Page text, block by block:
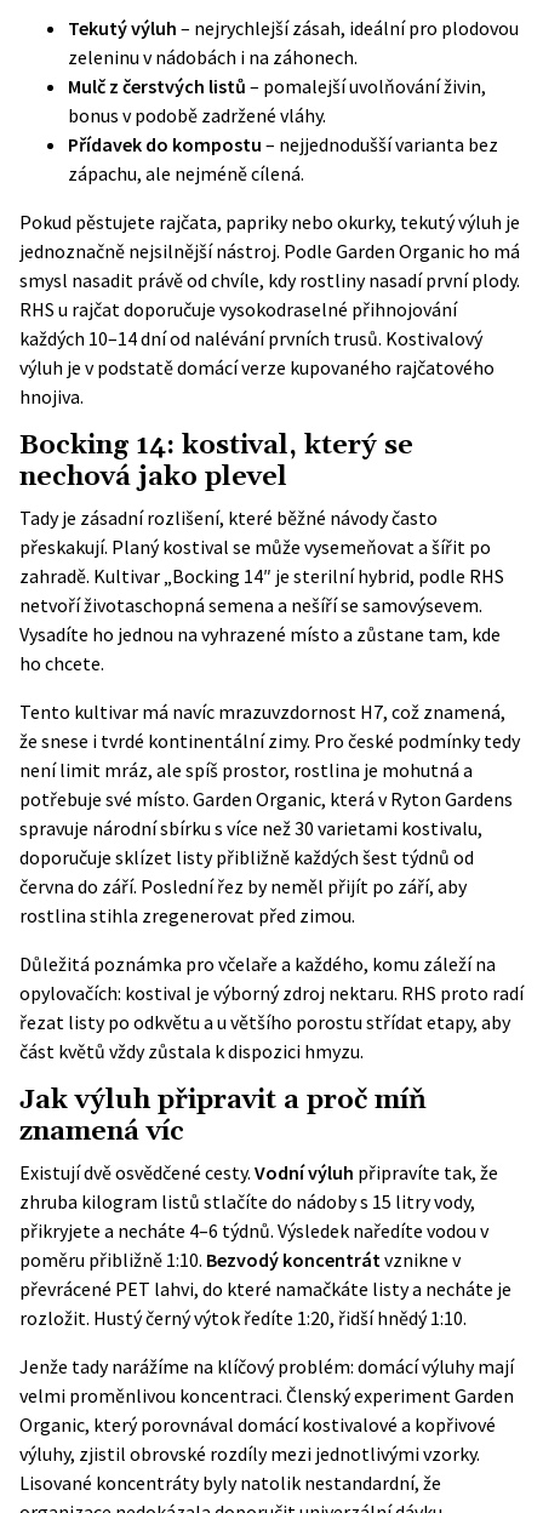
Tekutý výluh – nejrychlejší zásah, ideální pro plodovou
zeleninu v nádobách i na záhonech.
Mulč z čerstvých listů – pomalejší uvolňování živin,
bonus v podobě zadržené vláhy.
Přídavek do kompostu – nejjednodušší varianta bez
zápachu, ale nejméně cílená.
Pokud pěstujete rajčata, papriky nebo okurky, tekutý výluh je
jednoznačně nejsilnější nástroj. Podle Garden Organic ho má
smysl nasadit právě od chvíle, kdy rostliny nasadí první plody.
RHS u rajčat doporučuje vysokodraselné přihnojování
každých 10–14 dní od nalévání prvních trusů. Kostivalový
výluh je v podstatě domácí verze kupovaného rajčatového
hnojiva.
Bocking 14: kostival, který se
nechová jako plevel
Tady je zásadní rozlišení, které běžné návody často
přeskakují. Planý kostival se může vysemeňovat a šířit po
zahradě. Kultivar „Bocking 14″ je sterilní hybrid, podle RHS
netvoří životaschopná semena a nešíří se samovýsevem.
Vysadíte ho jednou na vyhrazené místo a zůstane tam, kde
ho chcete.
Tento kultivar má navíc mrazuvzdornost H7, což znamená,
že snese i tvrdé kontinentální zimy. Pro české podmínky tedy
není limit mráz, ale spíš prostor, rostlina je mohutná a
potřebuje své místo. Garden Organic, která v Ryton Gardens
spravuje národní sbírku s více než 30 varietami kostivalu,
doporučuje sklízet listy přibližně každých šest týdnů od
června do září. Poslední řez by neměl přijít po září, aby
rostlina stihla zregenerovat před zimou.
Důležitá poznámka pro včelaře a každého, komu záleží na
opylovačích: kostival je výborný zdroj nektaru. RHS proto radí
řezat listy po odkvětu a u většího porostu střídat etapy, aby
část květů vždy zůstala k dispozici hmyzu.
Jak výluh připravit a proč míň
znamená víc
Existují dvě osvědčené cesty. Vodní výluh připravíte tak, že
zhruba kilogram listů stlačíte do nádoby s 15 litry vody,
přikryjete a necháte 4–6 týdnů. Výsledek naředíte vodou v
poměru přibližně 1:10. Bezvodý koncentrátvznikne v
převrácené PET lahvi, do které namačkáte listy a necháte je
rozložit. Hustý černý výtok ředíte 1:20, řidší hnědý 1:10.
Jenže tady narážíme na klíčový problém: domácí výluhy mají
velmi proměnlivou koncentraci. Členský experiment Garden
Organic, který porovnával domácí kostivalové a kopřivové
výluhy, zjistil obrovské rozdíly mezi jednotlivými vzorky.
Lisované koncentráty byly natolik nestandardní, že